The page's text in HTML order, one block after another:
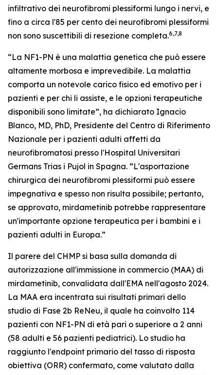
infiltrativo dei neurofibromi plessiformi lungo i nervi, e
fino a circa l'85 per cento dei neurofibromi plessiformi
non sono suscettibili di resezione completa.6,7,8
“La NF1-PN è una malattia genetica che può essere
altamente morbosa e imprevedibile. La malattia
comporta un notevole carico fisico ed emotivo per i
pazienti e per chi li assiste, e le opzioni terapeutiche
disponibili sono limitate”, ha dichiarato Ignacio
Blanco, MD, PhD, Presidente del Centro di Riferimento
Nazionale per i pazienti adulti affetti da
neurofibromatosi presso l'Hospital Universitari
Germans Trias i Pujol in Spagna. “L'asportazione
chirurgica dei neurofibromi plessiformi può essere
impegnativa e spesso non risulta possibile; pertanto,
se approvato, mirdametinib potrebbe rappresentare
un'importante opzione terapeutica per i bambini e i
pazienti adulti in Europa.”
Il parere del CHMP si basa sulla domanda di
autorizzazione all'immissione in commercio (MAA) di
mirdametinib, convalidata dall'EMA nell'agosto 2024.
La MAA era incentrata sui risultati primari dello
studio di Fase 2b ReNeu, il quale ha coinvolto 114
pazienti con NF1-PN di età pari o superiore a 2 anni
(58 adulti e 56 pazienti pediatrici). Lo studio ha
raggiunto l'endpoint primario del tasso di risposta
obiettiva (ORR) confermato, come valutato dalla